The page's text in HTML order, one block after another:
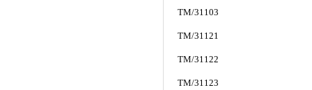
TM/31103
TM/31121
TM/31122
TM/31123